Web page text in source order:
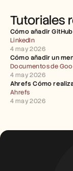
Tutoriales
Cómo añadir
LinkedIn
4 may 2026
Cómo añadir un
Documentos de
4 may 2026
Ahrefs Cómo
Ahrefs
4 may 2026